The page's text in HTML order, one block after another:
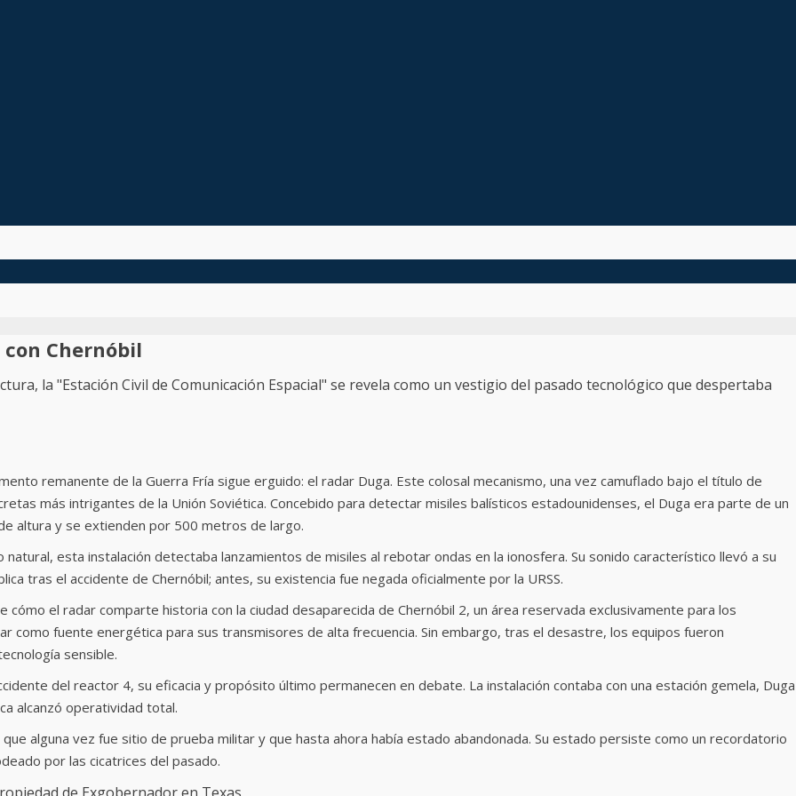
Chernóbil
la "Estación Civil de Comunicación Espacial" se revela como un vestigio del pasado tecnológico que despertaba
remanente de la Guerra Fría sigue erguido: el radar Duga. Este colosal mecanismo, una vez camuflado bajo el título de
más intrigantes de la Unión Soviética. Concebido para detectar misiles balísticos estadounidenses, el Duga era parte de un
altura y se extienden por 500 metros de largo.
esta instalación detectaba lanzamientos de misiles al rebotar ondas en la ionosfera. Su sonido característico llevó a su
tras el accidente de Chernóbil; antes, su existencia fue negada oficialmente por la URSS.
el radar comparte historia con la ciudad desaparecida de Chernóbil 2, un área reservada exclusivamente para los
como fuente energética para sus transmisores de alta frecuencia. Sin embargo, tras el desastre, los equipos fueron
sensible.
del reactor 4, su eficacia y propósito último permanecen en debate. La instalación contaba con una estación gemela, Duga
alcanzó operatividad total.
alguna vez fue sitio de prueba militar y que hasta ahora había estado abandonada. Su estado persiste como un recordatorio
por las cicatrices del pasado.